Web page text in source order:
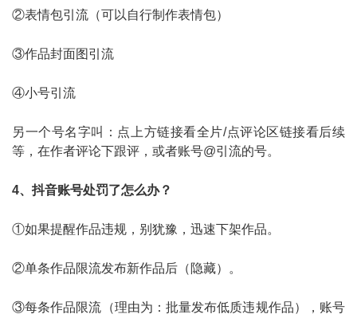
②表情包引流（可以自行制作表情包）
③作品封面图引流
④小号引流
另一个号名字叫：点上方链接看全片/点评论区链接看后续
等，在作者评论下跟评，或者账号@引流的号。
4、抖音账号处罚了怎么办？
①如果提醒作品违规，别犹豫，迅速下架作品。
②单条作品限流发布新作品后（隐藏）。
③每条作品限流（理由为：批量发布低质违规作品），账号